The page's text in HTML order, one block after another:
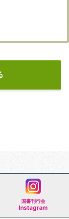
国書刊行会
Instagram